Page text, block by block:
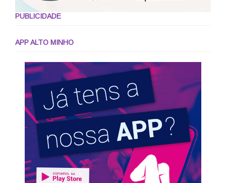
PUBLICIDADE
APP ALTO MINHO